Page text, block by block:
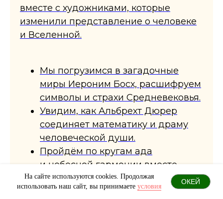
На сайте используются cookies. Продолжая
использовать наш сайт, вы принимаете условия
ОКЕЙ
вместе с художниками, которые
изменили представление о человеке
и Вселенной.
Мы погрузимся в загадочные
миры Иероним Босх, расшифруем
символы и страхи Средневековья.
Увидим, как Альбрехт Дюрер
соединяет математику и драму
человеческой души.
Пройдём по кругам ада
и небесной гармонии вместе
с Данте Алигьери.